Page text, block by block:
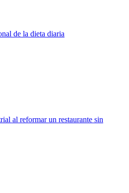
de la dieta diaria
al reformar un restaurante sin